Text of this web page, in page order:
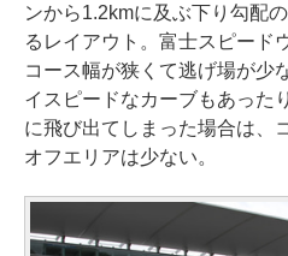
ンから1.2kmに及ぶ下り勾配
るレイアウト。富士スピード
コース幅が狭くて逃げ場が少
イスピードなカーブもあった
に飛び出てしまった場合は、
オフエリアは少ない。